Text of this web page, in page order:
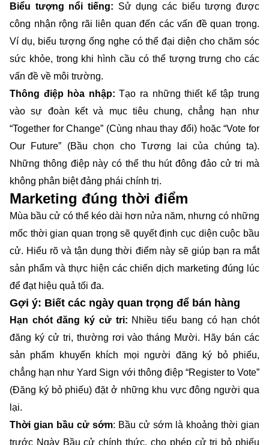
Biểu tượng nổi tiếng: Sử dụng các biểu tượng được
công nhận rộng rãi liên quan đến các vấn đề quan trọng.
Ví dụ, biểu tượng ống nghe có thể đại diện cho chăm sóc
sức khỏe, trong khi hình cầu có thể tượng trưng cho các
vấn đề về môi trường.
Thông điệp hòa nhập: Tạo ra những thiết kế tập trung
vào sự đoàn kết và mục tiêu chung, chẳng hạn như
“Together for Change” (Cùng nhau thay đổi) hoặc “Vote for
Our Future” (Bầu chọn cho Tương lai của chúng ta).
Những thông điệp này có thể thu hút đông đảo cử tri mà
không phân biệt đảng phái chính trị.
Marketing đúng thời điểm
Mùa bầu cử có thể kéo dài hơn nửa năm, nhưng có những
mốc thời gian quan trọng sẽ quyết định cục diện cuộc bầu
cử. Hiểu rõ và tận dụng thời điểm này sẽ giúp bạn ra mắt
sản phẩm và thực hiện các chiến dịch marketing đúng lúc
để đạt hiệu quả tối đa.
Gợi ý: Biết các ngày quan trọng để bán hàng
Hạn chót đăng ký cử tri: Nhiều tiểu bang có hạn chót
đăng ký cử tri, thường rơi vào tháng Mười. Hãy bán các
sản phẩm khuyến khích mọi người đăng ký bỏ phiếu,
chẳng hạn như Yard Sign với thông điệp “Register to Vote”
(Đăng ký bỏ phiếu) đặt ở những khu vực đông người qua
lại.
Thời gian bầu cử sớm: Bầu cử sớm là khoảng thời gian
trước Ngày Bầu cử chính thức, cho phép cử tri bỏ phiếu